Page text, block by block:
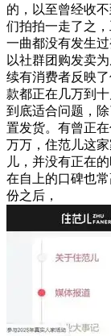
的，以至曾经收
们拍拍一走了之
一曲都没有发生
以社群团购发卖
续有消费者反映
款都正在几万到
到底适合问题，
置发货。有曾正
万万，住范儿这
儿，并没有正在
在自上的口碑也
份之后，